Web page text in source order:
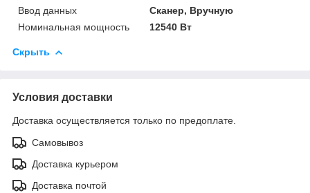
Ввод данных
Сканер, Вручную
Номинальная мощность
12540 Вт
Скрыть
Условия доставки
Доставка осуществляется только по предоплате.
Самовывоз
Доставка курьером
Доставка почтой